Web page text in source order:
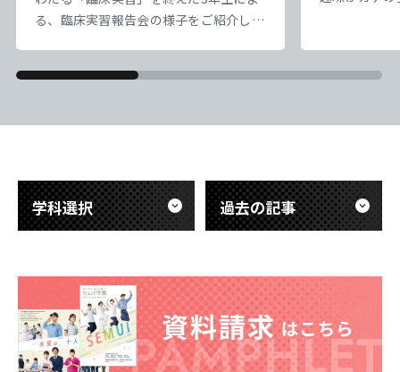
る、臨床実習報告会の様子をご紹介しま
会では、先輩たちが実際の医療現場で触
体的で熱意あふれる発表が行われまし
した。 また、これから実習を迎える後
輩たち
でエモすぎ…
息苦しい。
き
学科選択 過去の記事
東海医療科学
専門学校
東海医療科学
専門学校
東海医療科学
専門学校
東海医療科学
専門学校